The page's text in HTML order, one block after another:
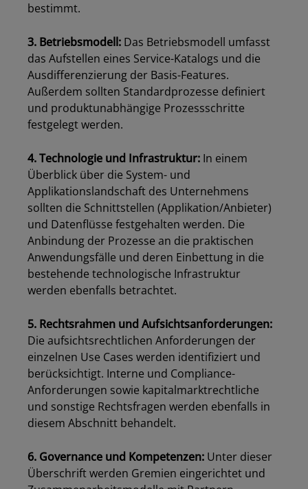
bestimmt.
3. Betriebsmodell: Das Betriebsmodell umfasst
das Aufstellen eines Service-Katalogs und die
Ausdifferenzierung der Basis-Features.
Außerdem sollten Standardprozesse definiert
und produktunabhängige Prozessschritte
festgelegt werden.
4. Technologie und Infrastruktur: In einem
Überblick über die System- und
Applikationslandschaft des Unternehmens
sollten die Schnittstellen (Applikation/Anbieter)
und Datenflüsse festgehalten werden. Die
Anbindung der Prozesse an die praktischen
Anwendungsfälle und deren Einbettung in die
bestehende technologische Infrastruktur
werden ebenfalls betrachtet.
5. Rechtsrahmen und Aufsichtsanforderungen:
Die aufsichtsrechtlichen Anforderungen der
einzelnen Use Cases werden identifiziert und
berücksichtigt. Interne und Compliance-
Anforderungen sowie kapitalmarktrechtliche
und sonstige Rechtsfragen werden ebenfalls in
diesem Abschnitt behandelt.
6. Governance und Kompetenzen: Unter dieser
Überschrift werden Gremien eingerichtet und